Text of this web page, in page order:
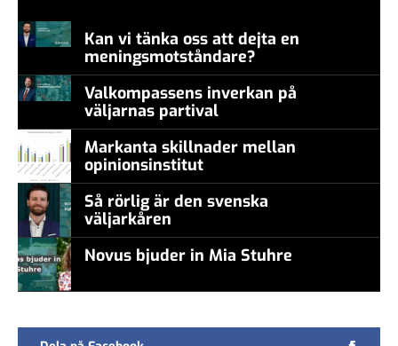
Kan vi tänka oss att dejta en
meningsmotståndare?
Valkompassens inverkan på
väljarnas partival
Markanta skillnader mellan
opinionsinstitut
Så rörlig är den svenska
väljarkåren
Novus bjuder in Mia Stuhre